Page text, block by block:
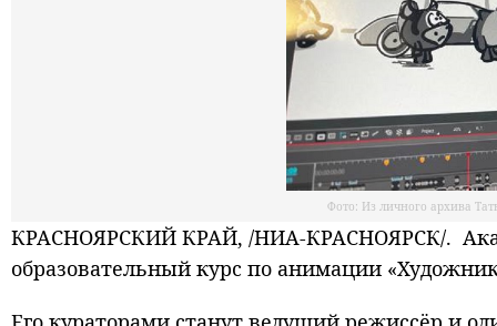
Фото: Из личного архива
КРАСНОЯРСКИЙ КРАЙ, /НИА-КРАСНОЯРСК/.
образовательный курс по анимации